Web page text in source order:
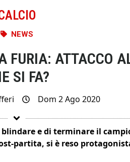
NEWS
FURIA: ATTACCO
SI FA?
Dom 2 Ago 2020
e di terminare il
partita, si è reso